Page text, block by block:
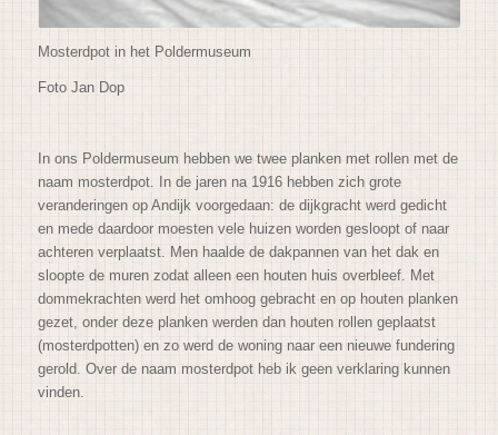
Mosterdpot in het Poldermuseum
Foto Jan Dop
In ons Poldermuseum hebben we twee planken met rollen met de
naam mosterdpot. In de jaren na 1916 hebben zich grote
veranderingen op Andijk voorgedaan: de dijkgracht werd gedicht
en mede daardoor moesten vele huizen worden gesloopt of naar
achteren verplaatst. Men haalde de dakpannen van het dak en
sloopte de muren zodat alleen een houten huis overbleef. Met
dommekrachten werd het omhoog gebracht en op houten planken
gezet, onder deze planken werden dan houten rollen geplaatst
(mosterdpotten) en zo werd de woning naar een nieuwe fundering
gerold. Over de naam mosterdpot heb ik geen verklaring kunnen
vinden.